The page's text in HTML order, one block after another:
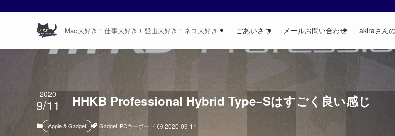
Mac大好き！仕事大好き！登山大好き！ネコ大好き ごあいさつ メールお問い合わせ akiraさん
HHKB Professional Hybrid Type−Sはすごく良い感じ
2020
9/11
Apple & Gadget Gadget PCキーボード 2020-09-11